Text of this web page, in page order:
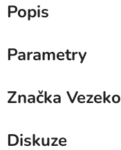
Popis
Parametry
Značka Vezeko
Diskuze